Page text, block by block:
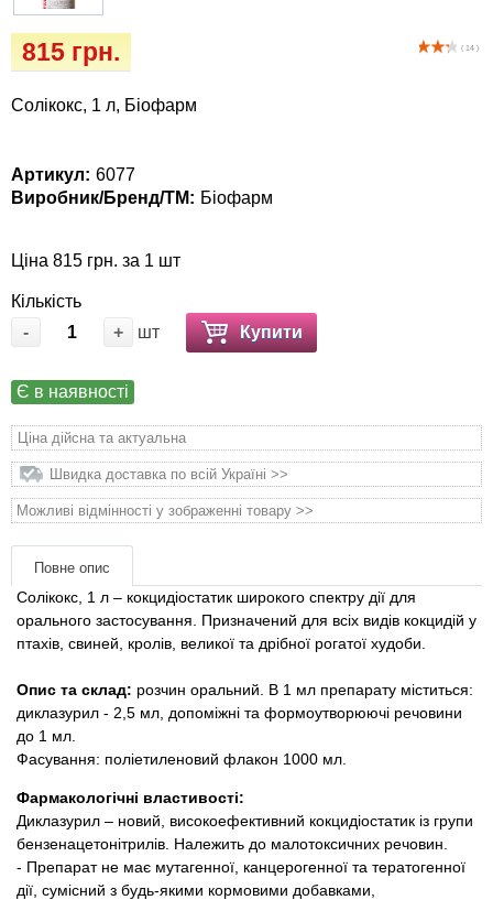
( 14 )
815 грн.
Солікокс, 1 л, Біофарм
Артикул: 6077
Виробник/Бренд/ТМ: Біофарм
Ціна 815 грн. за 1 шт
Кількість
-
+ шт Купити
Є в наявності
Ціна дійсна та актуальна
Швидка доставка по всій Україні >>
Можливі відмінності у зображенні товару >>
Повне опис
Солікокс, 1 л – кокцидіостатик широкого спектру дії для
орального застосування. Призначений для всіх видів кокцидій у
птахів, свиней, кролів, великої та дрібної рогатої худоби.
Опис та склад: розчин оральний. В 1 мл препарату міститься:
диклазурил - 2,5 мл, допоміжні та формоутворюючі речовини
до 1 мл.
Фасування: поліетиленовий флакон 1000 мл.
Фармакологічні властивості:
Диклазурил – новий, високоефективний кокцидіостатик із групи
бензенацетонітрилів. Належить до малотоксичних речовин.
- Препарат не має мутагенної, канцерогенної та тератогенної
дії, сумісний з будь-якими кормовими добавками,
Ласощі та корми
собак
Лежаки, будиночки, охолоджуючи
Миски, автогодівниці, поїлки
Одяг та взуття
Перенесення, сумки, клітини
матеріали
Подарункові сертифікати
Товари для голубів
Товари для гризунів
Товари для коней
Хозряд - господарчі товари оптом
Архів / Знято з виробництва